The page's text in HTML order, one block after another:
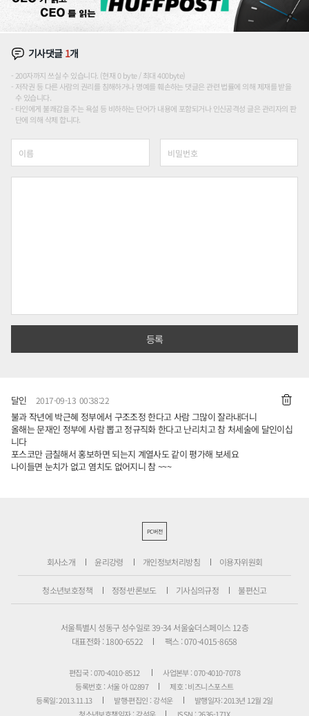
기사댓글 1개
200자까지 쓰실 수 있습니다. (현재 0 byte / 최대 400byte)
저작권 등 다른 사람의 권리를 침해하거나 명예를 훼손하는 댓글은 관련 법률에 의해 제재를 받을
수 있습니다.
타인에게 불쾌감을 주는 욕설 등 비하하는 단어가 내용에 포함되거나 인신공격성 글은 관리자의 판
단에 의해 삭제 합니다.
달인 2017-09-13 00:38:22
불과 작년에 박근혜 정부에서 구조조정 한다고 사람 그많이 잘라내더니
올해는 문재인 정부에 사람 뽑고 정규직화 한다고 난리치고 참 처세술에 달인이십
니다
포스코만 금칠해서 홍보하면 되는지 계열사도 같이 평가해 보세요
나이들면 눈치가 없고 염치도 없어지니 참 ~~~
PC버전
회사소개 윤리강령 개인정보처리방침 이용자위원회
청소년보호정책 정정·반론보도 기사심의규정 불편신고
서울특별시 성동구 성수일로 39-34 서울숲더스페이스 12층
대표전화 : 1800-6522
팩스 : 070-4015-8658
편집국 : 070-4010-8512
사업본부 : 070-4010-7078
등록번호 : 서울 아 02897
제호 : 비즈니스포스트
등록일: 2013.11.13
발행·편집인 : 강석운
발행일자: 2013년 12월 2일